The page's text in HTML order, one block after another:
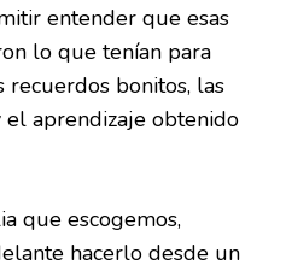
entender que esas
lo que tenían para
recuerdos bonitos, las
el aprendizaje obtenido
que escogemos,
hacerlo desde un